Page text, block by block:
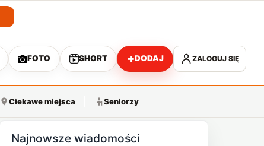
FOTO SHORT +DODAJ ZALOGUJ SIĘ
Ciekawe miejsca Seniorzy
Najnowsze wiadomości